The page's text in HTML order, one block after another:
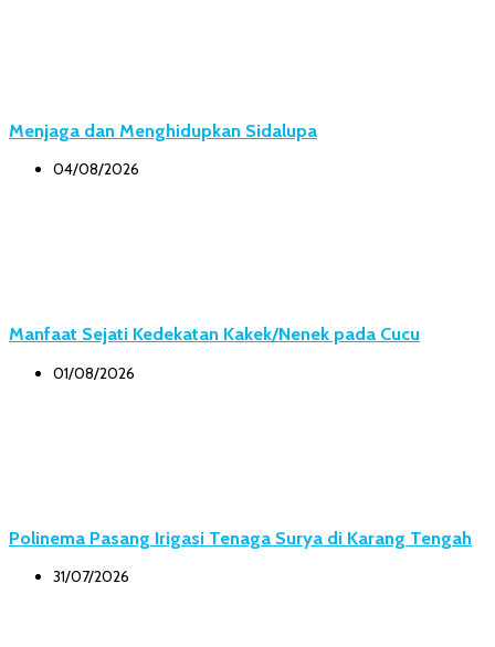
Menjaga dan Menghidupkan Sidalupa
04/08/2026
Manfaat Sejati Kedekatan Kakek/Nenek pada Cucu
01/08/2026
Polinema Pasang Irigasi Tenaga Surya di Karang Tengah
31/07/2026